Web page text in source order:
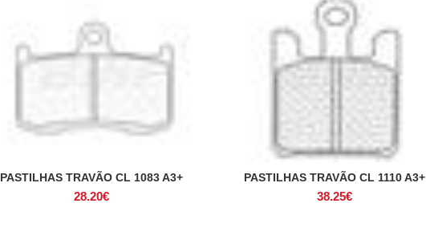
ADICIONAR
PASTILHAS TRAVÃO CL 1083 A3+
28.20€
ADICIONAR
PASTILHAS TRAVÃO CL 1110 A3+
38.25€